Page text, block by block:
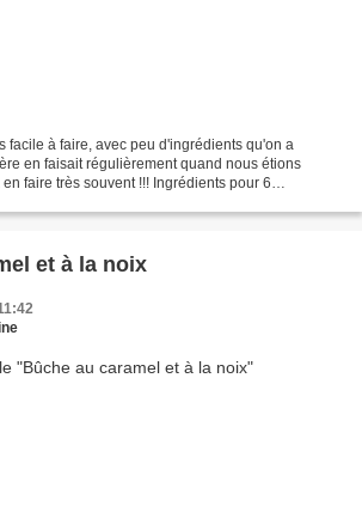
facile à faire, avec peu d'ingrédients qu'on a
en faisait régulièrement quand nous étions
faire très souvent !!! Ingrédients pour 6
et à la noix